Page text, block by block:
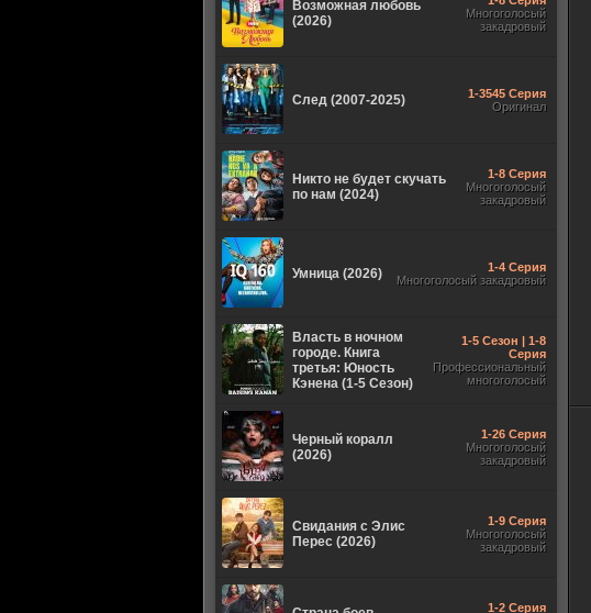
Возможная любовь
(2026)
Многоголосый
закадровый
След (2007-2025)
1-3545 Серия
Оригинал
Никто не будет скучать
по нам (2024)
1-8 Серия
Многоголосый
закадровый
Умница (2026)
1-4 Серия
Многоголосый закадровый
Власть в ночном
городе. Книга
третья: Юность
Кэнена (1-5 Сезон)
1-5 Сезон | 1-8
Серия
Профессиональный
многоголосый
Черный коралл
(2026)
1-26 Серия
Многоголосый
закадровый
Свидания с Элис
Перес (2026)
1-9 Серия
Многоголосый
закадровый
1-2 Серия